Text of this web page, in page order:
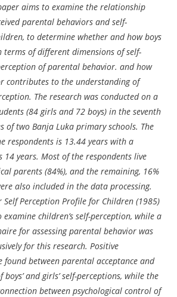
aims to examine the relationship
parental behaviors and self-
to determine whether and how boys
of different dimensions of self-
of parental behavior. and how
contributes to the understanding of
The research was conducted on a
(84 girls and 72 boys) in the seventh
of two Banja Luka primary schools. The
respondents is 13.44 years with a
14 years. Most of the respondents live
parents (84%), and the remaining, 16%
also included in the data processing.
Self Perception Profile for Children (1985)
examine children’s self-perception, while a
for assessing parental behavior was
for this research. Positive
found between parental acceptance and
and girls’ self-perceptions, while the
between psychological control of